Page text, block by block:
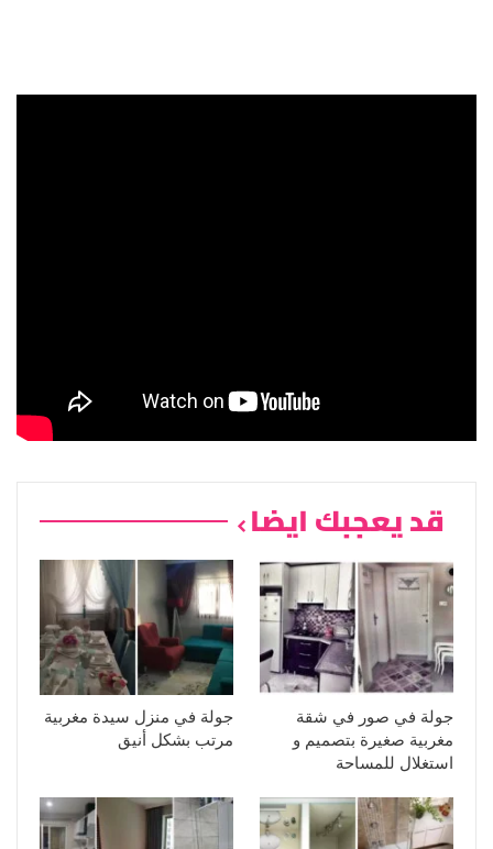
قد يعجبك ايضا
جولة في صور في شقة
مغربية صغيرة بتصميم و
استغلال للمساحة
جولة في منزل سيدة مغربية
مرتب بشكل أنيق